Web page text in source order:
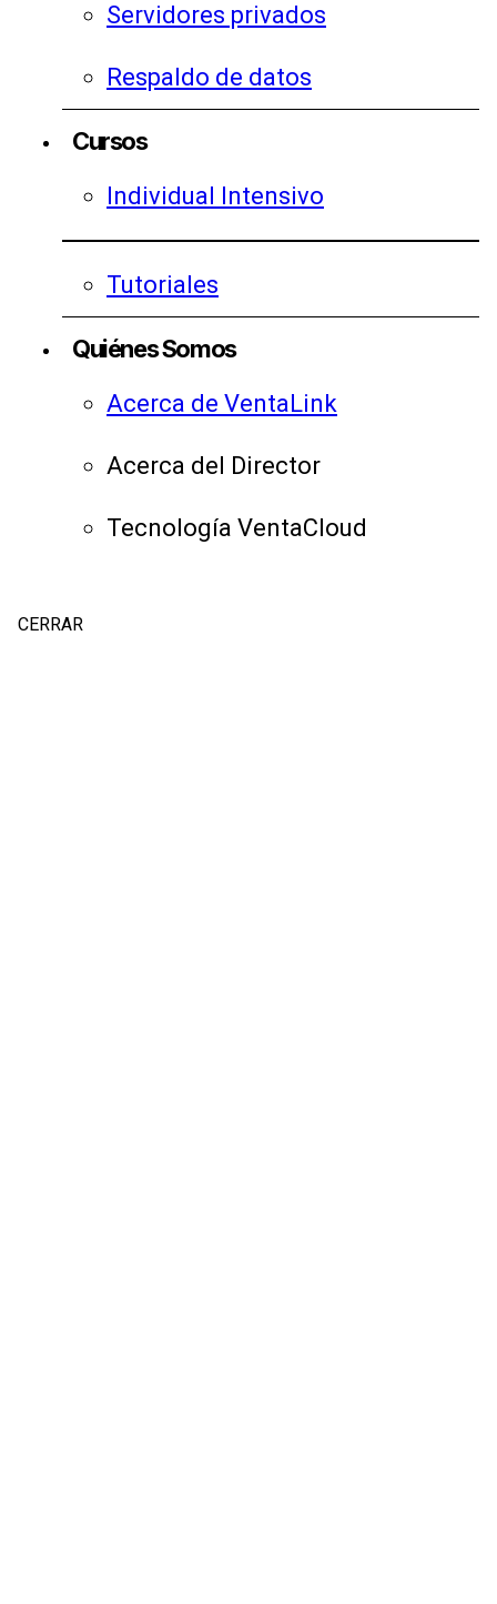
Servidores privados
Respaldo de datos
Cursos
Individual Intensivo
Tutoriales
Quiénes Somos
Acerca de VentaLink
Acerca del Director
Tecnología VentaCloud
CERRAR